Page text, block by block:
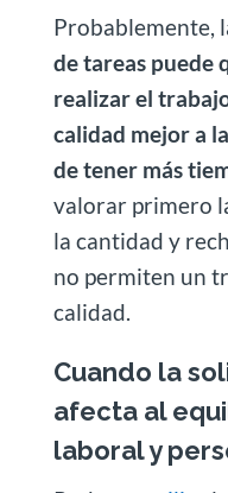
Probablemente,
de tareas puede
realizar el
calidad mejor a
de tener más
valorar primero
la cantidad y
no permiten un
calidad.
Cuando la
afecta al
laboral y